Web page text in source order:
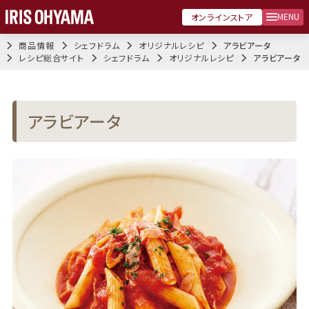
オンラインストア MENU
商品情報 シェフドラム オリジナルレシピ
アラビアータ
レシピ総合サイト
シェフドラム オリジナルレシピ アラビアータ
アラビアータ